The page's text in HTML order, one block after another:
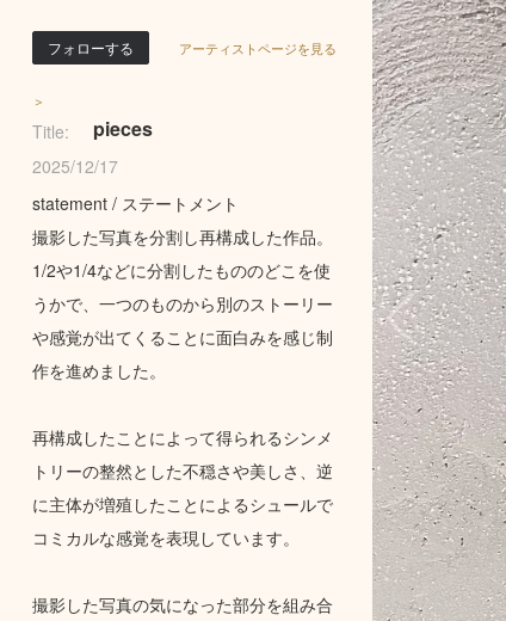
フォローする アーティストページを見る
＞
Title: pieces
2025/12/17
statement / ステートメント
撮影した写真を分割し再構成した作品。
1/2や1/4などに分割したもののどこを使
うかで、一つのものから別のストーリー
や感覚が出てくることに面白みを感じ制
作を進めました。
再構成したことによって得られるシンメ
トリーの整然とした不穏さや美しさ、逆
に主体が増殖したことによるシュールで
コミカルな感覚を表現しています。
撮影した写真の気になった部分を組み合